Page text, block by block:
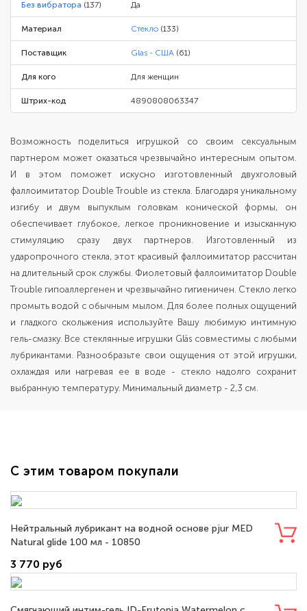
Без вибратора (137) Да
Материал Стекло (133)
Поставщик Glas - США (61)
Для кого Для женщин
Штрих-код 4890808063347
Возможность поделиться игрушкой со своим сексуальным
партнером может оказаться чрезвычайно интересным опытом.
И в этом поможет искусно изготовленный двухголовый
фаллоимитатор Double Trouble из стекла. Благодаря уникальному
изгибу и двум выпуклым головкам конической формы, он
обеспечивает глубокое, легкое проникновение и изысканную
стимуляцию сразу двух партнеров. Изготовленный из
ударопрочного стекла, этот красивый фаллоимитатор рассчитан
на длительный срок службы. Фиолетовый фаллоимитатор Double
Trouble гипоаллергенен и чрезвычайно гигиеничен. Стекло легко
промыть водой с обычным мылом. Для более полных ощущений
и гладкого скольжения используйте Вашу любимую интимную
гель-смазку. Все стеклянные игрушки Gläs совместимы с любыми
лубрикантами. Разнообразьте свои ощущения от этой игрушки,
охлаждая или нагревая ее в воде - стекло надолго сохранит
выбранную температуру. Минимальный диаметр - 2,3 см.
С этим товаром покупали
Нейтральный лубрикант на водной основе pjur MED
Natural glide 100 мл - 10850
3 770 руб